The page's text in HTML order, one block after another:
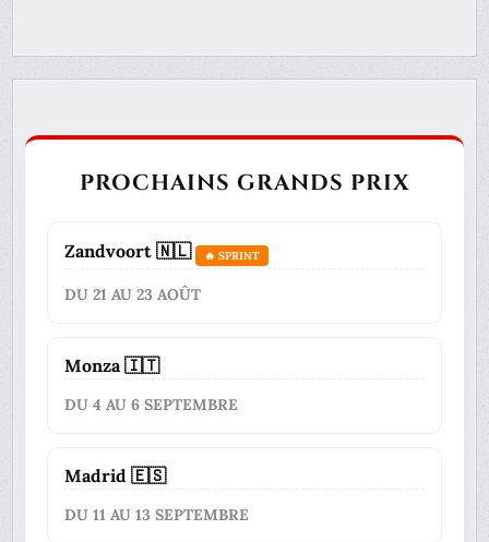
PROCHAINS GRANDS PRIX
Zandvoort 🇳🇱 🔥 SPRINT
DU 21 AU 23 AOÛT
Monza 🇮🇹
DU 4 AU 6 SEPTEMBRE
Madrid 🇪🇸
DU 11 AU 13 SEPTEMBRE